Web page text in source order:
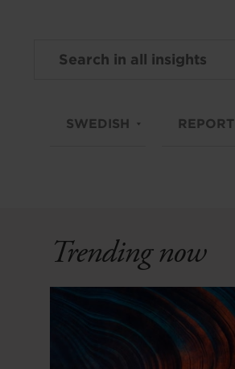
SWEDISH REPORT
Trending now